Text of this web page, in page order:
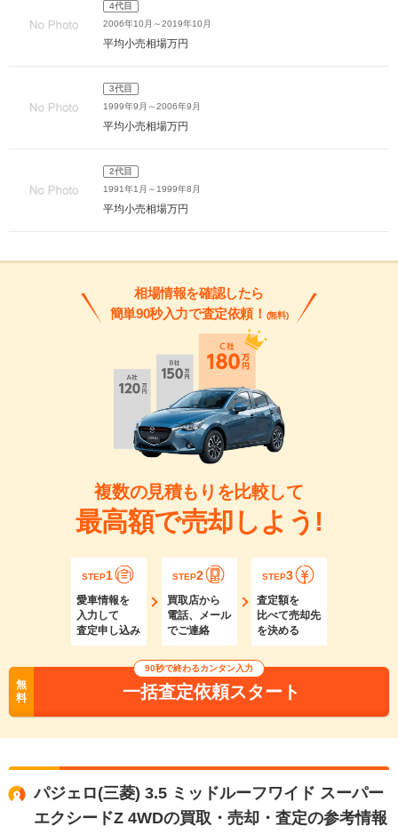
4代目
2006年10月～2019年10月
平均小売相場万円
3代目
1999年9月～2006年9月
平均小売相場万円
2代目
1991年1月～1999年8月
平均小売相場万円
相場情報を確認したら
簡単90秒入力で査定依頼！ (無料)
複数の見積もりを比較して
最高額で売却しよう!
STEP1
愛車情報を
入力して
査定申し込み
STEP2
買取店から
電話、メール
でご連絡
STEP3
査定額を
比べて売却先
を決める
無
料
90秒で終わるカンタン入力
一括査定依頼スタート
パジェロ(三菱) 3.5 ミッドルーフワイド スーパー
エクシードZ 4WDの買取・売却・査定の参考情報